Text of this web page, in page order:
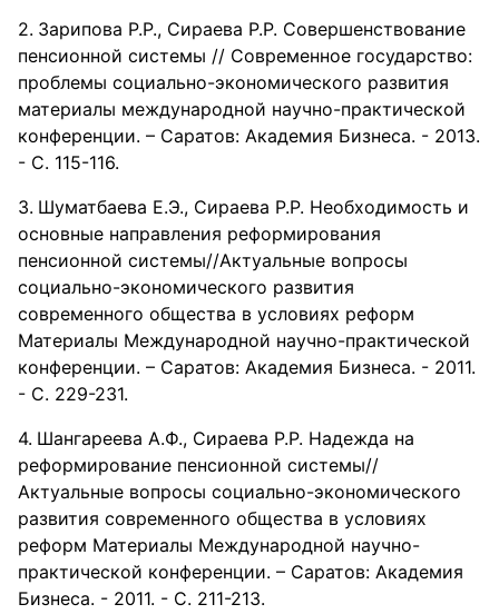
Зарипова Р.Р., Сираева Р.Р. Совершенствование
пенсионной системы // Современное государство:
проблемы социально-экономического развития
материалы международной научно-практической
конференции. – Саратов: Академия Бизнеса. - 2013.
- С. 115-116.
Шуматбаева Е.Э., Сираева Р.Р. Необходимость и
основные направления реформирования
пенсионной системы//Актуальные вопросы
социально-экономического развития
современного общества в условиях реформ
Материалы Международной научно-практической
конференции. – Саратов: Академия Бизнеса. - 2011.
- С. 229-231.
Шангареева А.Ф., Сираева Р.Р. Надежда на
реформирование пенсионной системы//
Актуальные вопросы социально-экономического
развития современного общества в условиях
реформ Материалы Международной научно-
практической конференции. – Саратов: Академия
Бизнеса. - 2011. - С. 211-213.